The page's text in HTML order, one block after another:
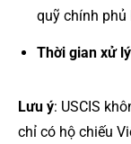
quỹ chính
Thời gian xử
Lưu ý: USCIS
chỉ có hộ chiếu